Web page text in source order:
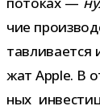
чие
тав­ли­ва­ется
жат Apple. В
ных